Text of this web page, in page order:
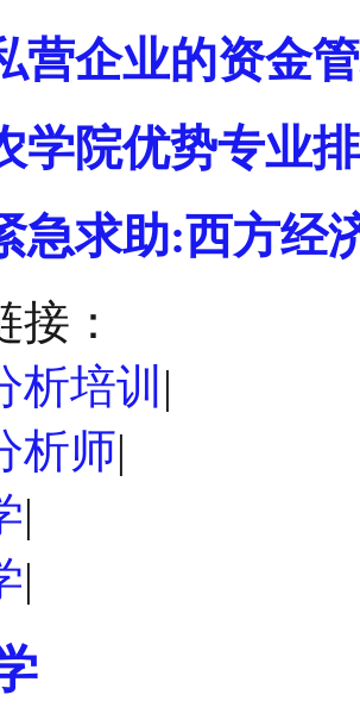
营企业的资金
学院优势专业
急求助:西方经
接：
析培训 |
析师|
|
|